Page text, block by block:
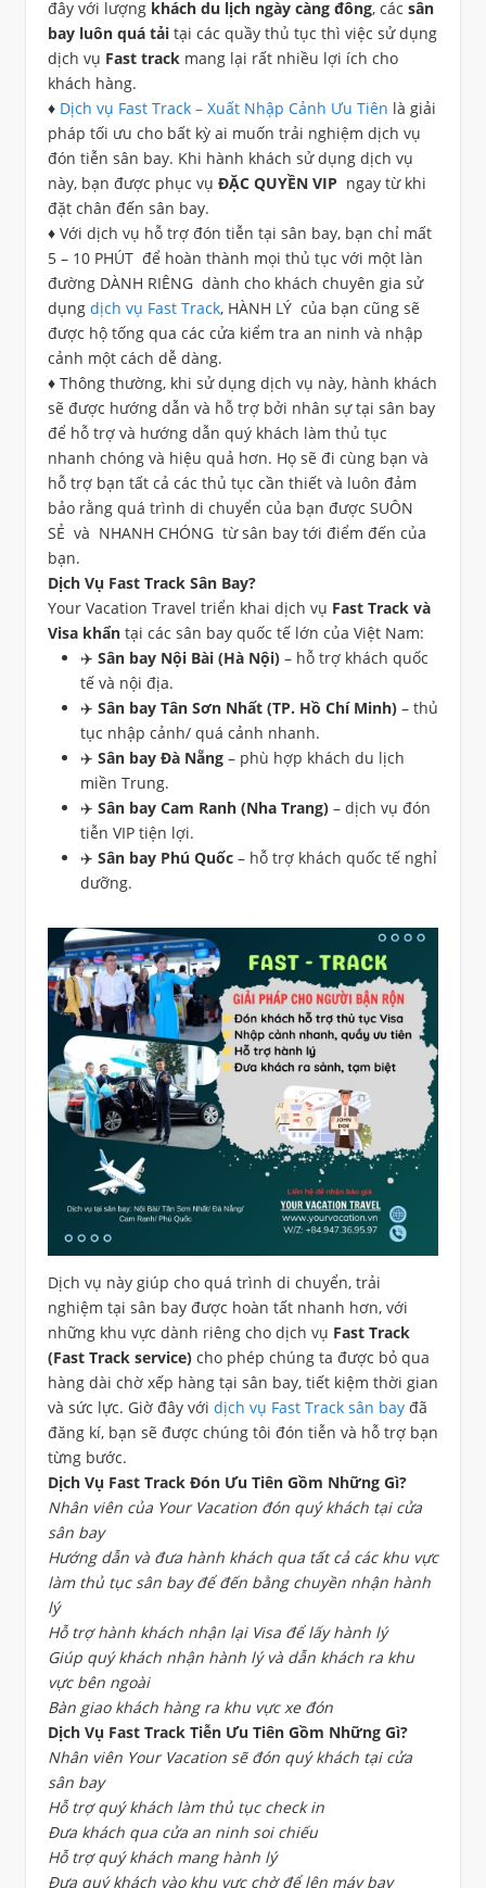
đây với lượng khách du lịch ngày càng đông, các sân
bay luôn quá tải tại các quầy thủ tục thì việc sử dụng
dịch vụ Fast track mang lại rất nhiều lợi ích cho
khách hàng.
♦ Dịch vụ Fast Track – Xuất Nhập Cảnh Ưu Tiên là giải
pháp tối ưu cho bất kỳ ai muốn trải nghiệm dịch vụ
đón tiễn sân bay. Khi hành khách sử dụng dịch vụ
này, bạn được phục vụ ĐẶC QUYỀN VIP ngay từ khi
đặt chân đến sân bay.
♦ Với dịch vụ hỗ trợ đón tiễn tại sân bay, bạn chỉ mất
5 – 10 PHÚT để hoàn thành mọi thủ tục với một làn
đường DÀNH RIÊNG dành cho khách chuyên gia sử
dụng dịch vụ Fast Track, HÀNH LÝ của bạn cũng sẽ
được hộ tống qua các cửa kiểm tra an ninh và nhập
cảnh một cách dễ dàng.
♦ Thông thường, khi sử dụng dịch vụ này, hành khách
sẽ được hướng dẫn và hỗ trợ bởi nhân sự tại sân bay
để hỗ trợ và hướng dẫn quý khách làm thủ tục
nhanh chóng và hiệu quả hơn. Họ sẽ đi cùng bạn và
hỗ trợ bạn tất cả các thủ tục cần thiết và luôn đảm
bảo rằng quá trình di chuyển của bạn được SUÔN
SẺ và NHANH CHÓNG từ sân bay tới điểm đến của
bạn.
Dịch Vụ Fast Track Sân Bay?
Your Vacation Travel triển khai dịch vụ Fast Track và
Visa khẩn tại các sân bay quốc tế lớn của Việt Nam:
✈️ Sân bay Nội Bài (Hà Nội) – hỗ trợ khách quốc
tế và nội địa.
✈️ Sân bay Tân Sơn Nhất (TP. Hồ Chí Minh) – thủ
tục nhập cảnh/ quá cảnh nhanh.
✈️ Sân bay Đà Nẵng – phù hợp khách du lịch
miền Trung.
✈️ Sân bay Cam Ranh (Nha Trang) – dịch vụ đón
tiễn VIP tiện lợi.
✈️ Sân bay Phú Quốc – hỗ trợ khách quốc tế nghỉ
dưỡng.
Dịch vụ này giúp cho quá trình di chuyển, trải
nghiệm tại sân bay được hoàn tất nhanh hơn, với
những khu vực dành riêng cho dịch vụ Fast Track
(Fast Track service) cho phép chúng ta được bỏ qua
hàng dài chờ xếp hàng tại sân bay, tiết kiệm thời gian
và sức lực. Giờ đây với dịch vụ Fast Track sân bay đã
đăng kí, bạn sẽ được chúng tôi đón tiễn và hỗ trợ bạn
từng bước.
Dịch Vụ Fast Track Đón Ưu Tiên Gồm Những Gì?
Nhân viên của Your Vacation đón quý khách tại cửa
sân bay
Hướng dẫn và đưa hành khách qua tất cả các khu vực
làm thủ tục sân bay để đến bằng chuyền nhận hành
lý
Hỗ trợ hành khách nhận lại Visa để lấy hành lý
Giúp quý khách nhận hành lý và dẫn khách ra khu
vực bên ngoài
Bàn giao khách hàng ra khu vực xe đón
Dịch Vụ Fast Track Tiễn Ưu Tiên Gồm Những Gì?
Nhân viên Your Vacation sẽ đón quý khách tại cửa
sân bay
Hỗ trợ quý khách làm thủ tục check in
Đưa khách qua cửa an ninh soi chiếu
Hỗ trợ quý khách mang hành lý
Đưa quý khách vào khu vực chờ để lên máy bay